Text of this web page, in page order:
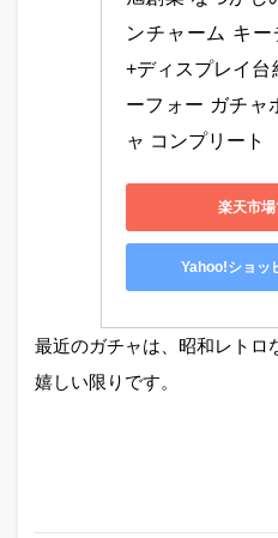
ンチャーム キ
+ディスプレイ台
ーフォー ガチャ
ャ コンプリート
楽天市
Yahoo!ショッ
最近のガチャは、昭和レトロ
嬉しい限りです。